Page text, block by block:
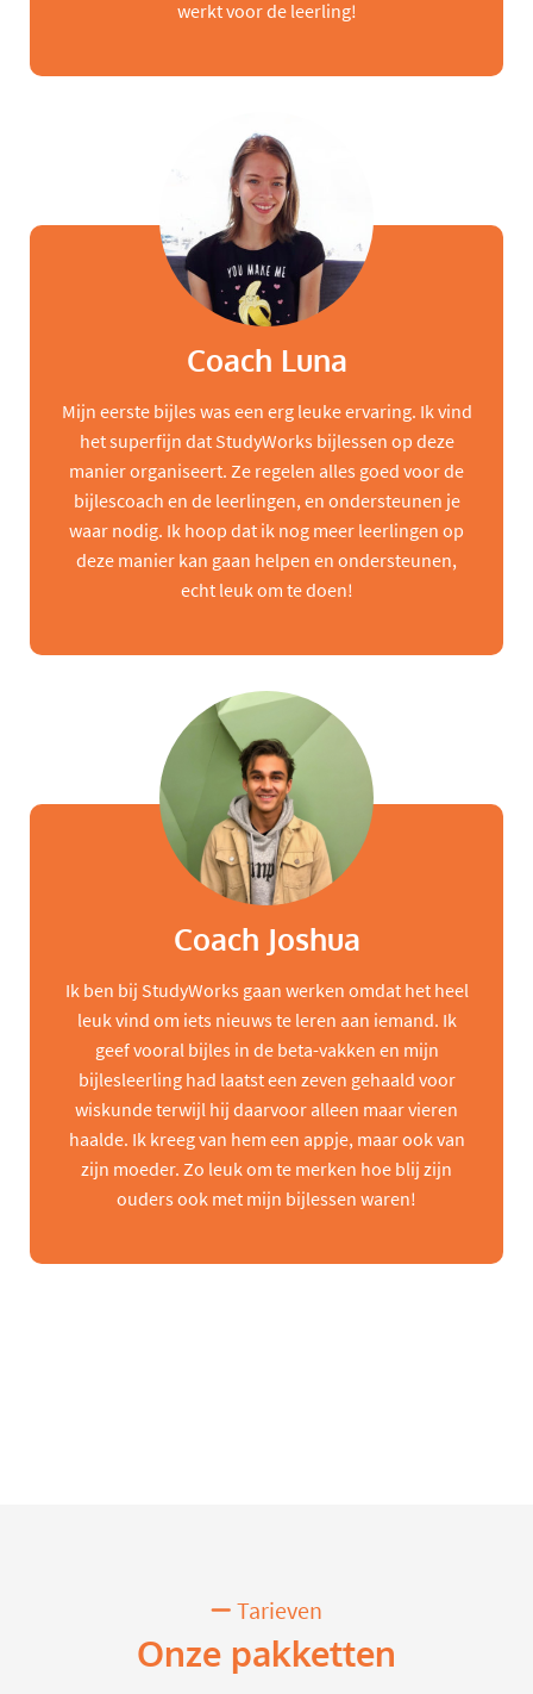
werkt voor de leerling!
Coach Luna
Mijn eerste bijles was een erg leuke ervaring. Ik vind
het superfijn dat StudyWorks bijlessen op deze
manier organiseert. Ze regelen alles goed voor de
bijlescoach en de leerlingen, en ondersteunen je
waar nodig. Ik hoop dat ik nog meer leerlingen op
deze manier kan gaan helpen en ondersteunen,
echt leuk om te doen!
Coach Joshua
Ik ben bij StudyWorks gaan werken omdat het heel
leuk vind om iets nieuws te leren aan iemand. Ik
geef vooral bijles in de beta-vakken en mijn
bijlesleerling had laatst een zeven gehaald voor
wiskunde terwijl hij daarvoor alleen maar vieren
haalde. Ik kreeg van hem een appje, maar ook van
zijn moeder. Zo leuk om te merken hoe blij zijn
ouders ook met mijn bijlessen waren!
Tarieven
Onze pakketten